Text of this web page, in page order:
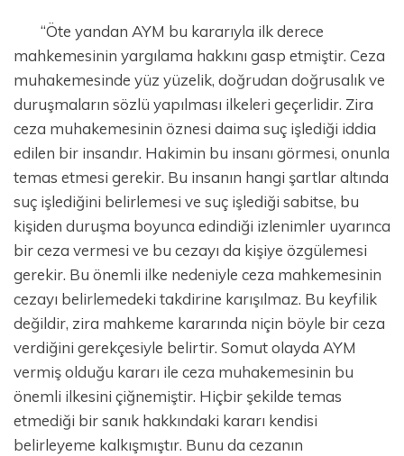
“Öte yandan AYM bu kararıyla ilk derece
mahkemesinin yargılama hakkını gasp etmiştir. Ceza
muhakemesinde yüz yüzelik, doğrudan doğrusalık ve
duruşmaların sözlü yapılması ilkeleri geçerlidir. Zira
ceza muhakemesinin öznesi daima suç işlediği iddia
edilen bir insandır. Hakimin bu insanı görmesi, onunla
temas etmesi gerekir. Bu insanın hangi şartlar altında
suç işlediğini belirlemesi ve suç işlediği sabitse, bu
kişiden duruşma boyunca edindiği izlenimler uyarınca
bir ceza vermesi ve bu cezayı da kişiye özgülemesi
gerekir. Bu önemli ilke nedeniyle ceza mahkemesinin
cezayı belirlemedeki takdirine karışılmaz. Bu keyfilik
değildir, zira mahkeme kararında niçin böyle bir ceza
verdiğini gerekçesiyle belirtir. Somut olayda AYM
vermiş olduğu kararı ile ceza muhakemesinin bu
önemli ilkesini çiğnemiştir. Hiçbir şekilde temas
etmediği bir sanık hakkındaki kararı kendisi
belirleyeme kalkışmıştır. Bunu da cezanın